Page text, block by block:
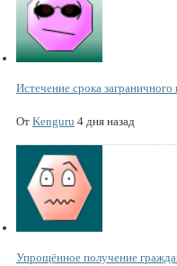
Истечение срока
От Kenguru 4 дня назад
Упрощённое получение